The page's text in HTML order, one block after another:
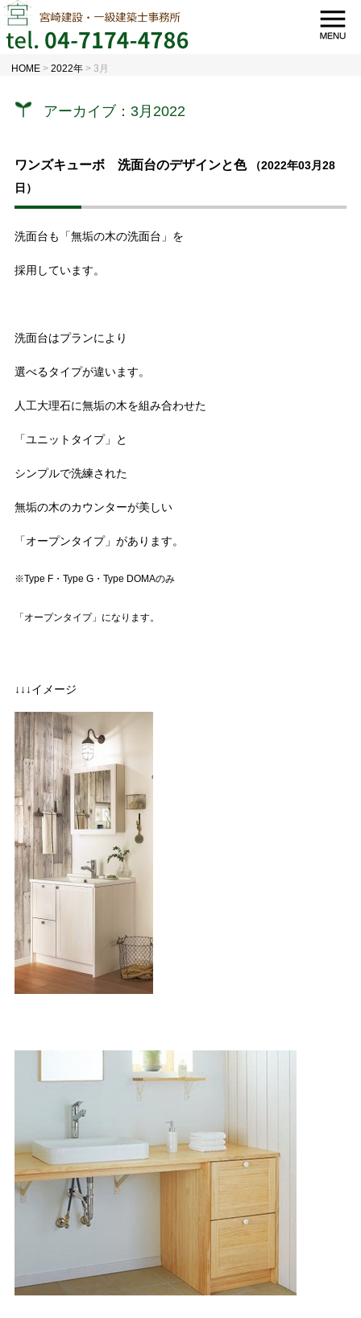
HOME >2022年 > 3月
アーカイブ：3月2022
ワンズキューボ 洗面台のデザインと色
（2022年03月28
日）
洗面台も「無垢の木の洗面台」を
採用しています。
洗面台はプランにより
選べるタイプが違います。
人工大理石に無垢の木を組み合わせた
「ユニットタイプ」と
シンプルで洗練された
無垢の木のカウンターが美しい
「オープンタイプ」があります。
※Type F・Type G・Type DOMAのみ
「オープンタイプ」になります。
↓↓↓イメージ